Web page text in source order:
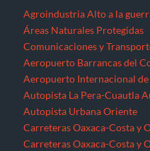
Agroindustria Alto a la
Áreas Naturales Protegidas
Comunicaciones y
Aeropuerto Barrancas del
Aeropuerto Internacional de
Autopista La Pera-Cuautla
Autopista Urbana Oriente
Carreteras Oaxaca-Costa y
Carreteras Oaxaca-Costa y